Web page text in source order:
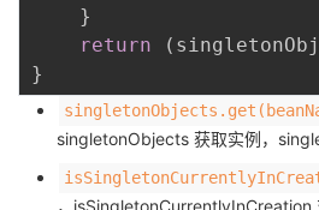
}
return
(
}
singletonObjects 获取实例，
，isSingletonCurrentlyInCreation